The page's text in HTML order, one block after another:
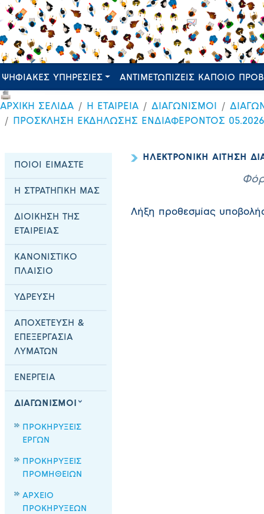
ΨΗΦΙΑΚΕΣ ΥΠΗΡΕΣΙΕΣ ΑΝΤΙΜΕΤΩΠΙΖΕΙΣ ΚΑΠΟΙΟ
ΑΡΧΙΚΗ ΣΕΛΙΔΑ Η ΕΤΑΙΡΕΙΑ ΔΙΑΓΩΝΙΣΜΟΙ
ΠΡΟΣΚΛΗΣΗ ΕΚΔΗΛΩΣΗΣ ΕΝΔΙΑΦΕΡΟΝΤΟΣ 05.2026
ΠΟΙΟΙ ΕΙΜΑΣΤΕ
Η ΣΤΡΑΤΗΓΙΚΗ ΜΑΣ
ΔΙΟΙΚΗΣΗ ΤΗΣ
ΕΤΑΙΡΕΙΑΣ
ΚΑΝΟΝΙΣΤΙΚΟ
ΠΛΑΙΣΙΟ
ΥΔΡΕΥΣΗ
ΑΠΟΧΕΤΕΥΣΗ &
ΕΠΕΞΕΡΓΑΣΙΑ
ΛΥΜΑΤΩΝ
ΕΝΕΡΓΕΙΑ
ΔΙΑΓΩΝΙΣΜΟΙ
ΠΡΟΚΗΡΥΞΕΙΣ
ΕΡΓΩΝ
ΠΡΟΚΗΡΥΞΕΙΣ
ΠΡΟΜΗΘΕΙΩΝ
ΑΡΧΕΙΟ
ΠΡΟΚΗΡΥΞΕΩΝ
ΗΛΕΚΤΡΟΝΙΚΗ ΑΙΤΗΣΗ
Λήξη προθεσμίας